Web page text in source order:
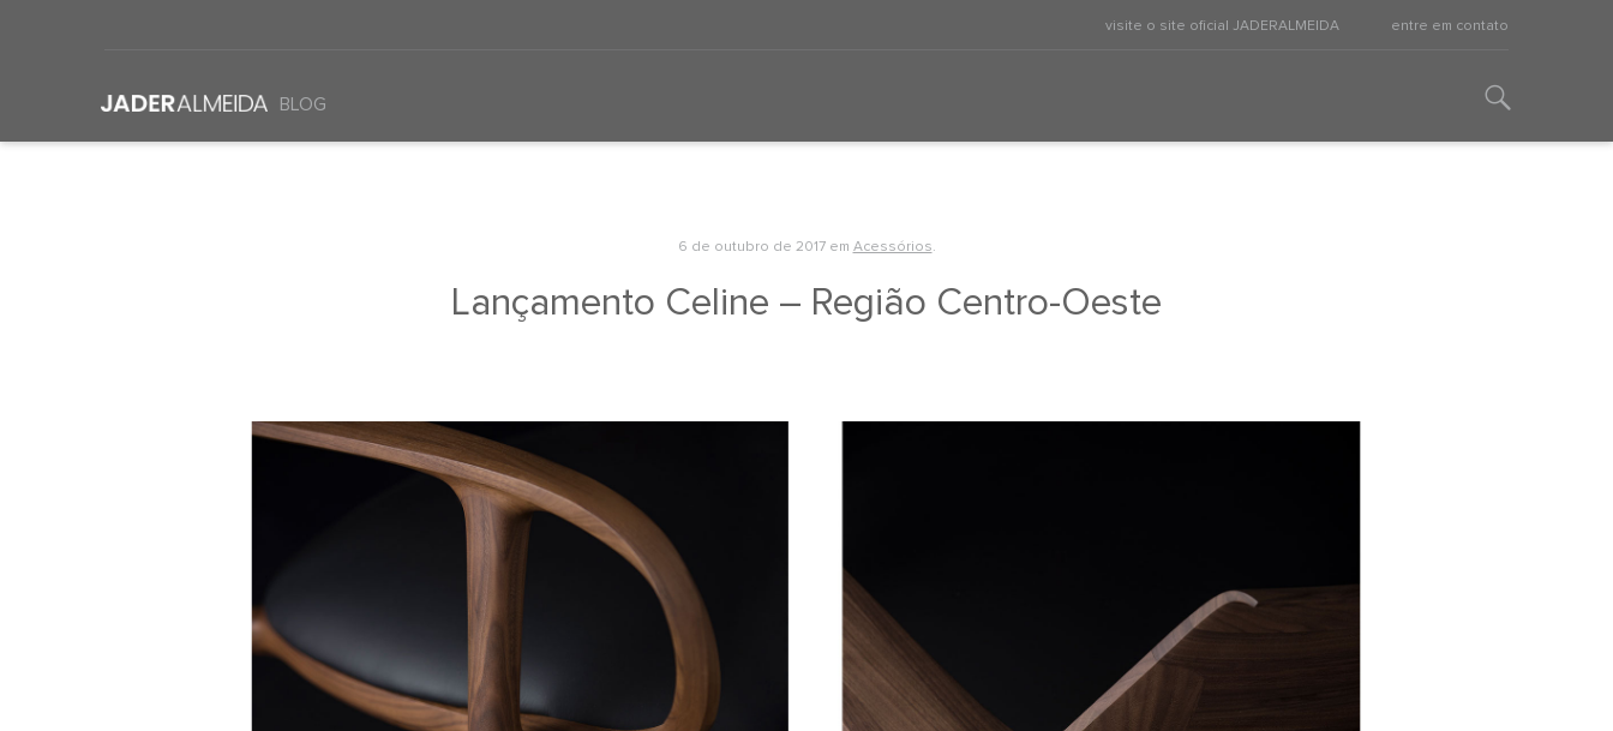
visite o site oficial JADERALMEIDA entre em contato
BLOG
6 de outubro de 2017 em Acessórios.
Lançamento Celine – Região Centro-Oeste